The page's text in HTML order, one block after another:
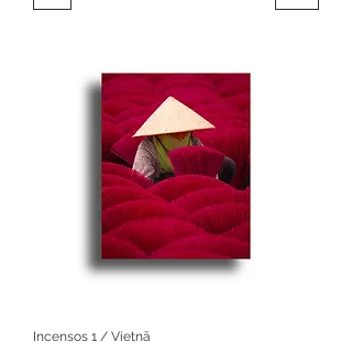
Incensos 1 / Vietnã